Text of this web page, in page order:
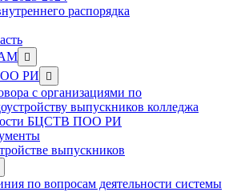
распорядка
Show
sub
menu
РИ
Show
sub
menu
с организациями по
выпускников колледжа
БЦСТВ ПОО РИ
выпускников
по вопросам деятельности системы